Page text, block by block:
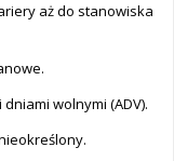
aż do stanowiska
wolnymi (ADV).